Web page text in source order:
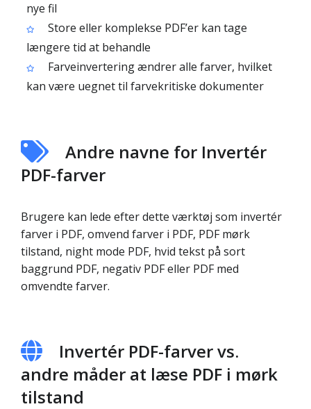
nye fil
Store eller komplekse PDF’er kan tage
længere tid at behandle
Farveinvertering ændrer alle farver, hvilket
kan være uegnet til farvekritiske dokumenter
Andre navne for Invertér
PDF-farver
Brugere kan lede efter dette værktøj som invertér
farver i PDF, omvend farver i PDF, PDF mørk
tilstand, night mode PDF, hvid tekst på sort
baggrund PDF, negativ PDF eller PDF med
omvendte farver.
Invertér PDF-farver vs.
andre måder at læse PDF i mørk
tilstand